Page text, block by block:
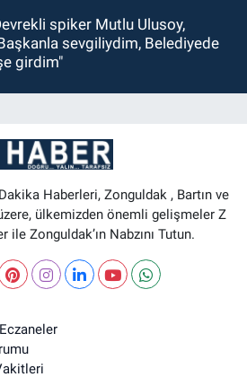
spiker Mutlu Ulusoy,
sevgiliydim, Belediyede
girdim"
Haberleri, Zonguldak , Bartın ve
ülkemizden önemli gelişmeler Z
ile Zonguldak’ın Nabzını Tutun.